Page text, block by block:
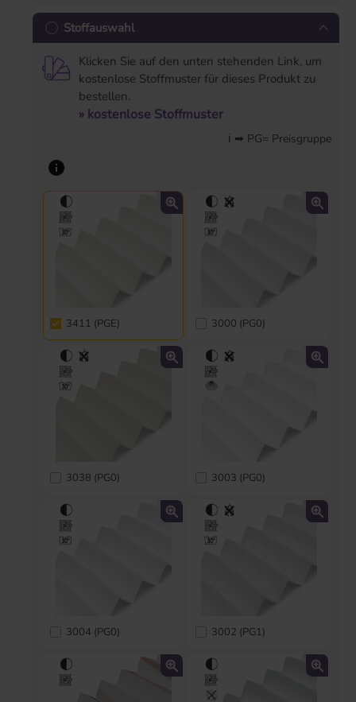
Stoffauswahl
Klicken Sie auf den unten stehenden Link, um
kostenlose Stoffmuster für dieses Produkt zu
bestellen.
» kostenlose Stoffmuster
ℹ ➡ PG= Preisgruppe
3411 (PGE) 3000 (PG0)
3038 (PG0) 3003 (PG0)
3004 (PG0) 3002 (PG1)